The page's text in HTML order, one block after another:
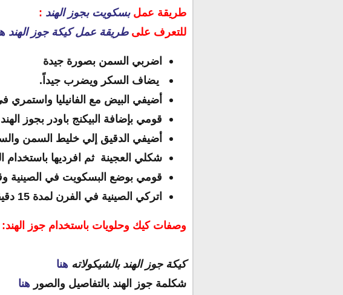
طريقة عملبسكويت بجوز الهند :
للتعرف على طريقة عمل كيكة جوز الهند
اضربي السمن بصورة جيدة
يضاف السكر ويضرب جيداً.
أضيفي البيض مع الفانيليا
قومي بإضافة البيكنج باودر بجوز
أضيفي الدقيق إلي خليط السمن
شكلي العجينة ثم افرديها باستخدام
قومي بوضع البسكويت في الصينية
اتركي الصينية في الفرن لمدة 15 دقيقة إلي 20 دقيقة تقريباً.
وصفات كيك وحلويات باستخدام جوز الهند:
كيكة جوز الهند بالشيكولاته هنا
شكلمة جوز الهند بالتفاصيل والصور هنا